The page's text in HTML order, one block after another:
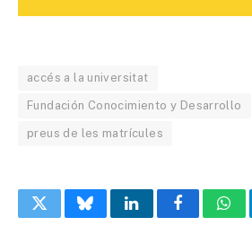
accés a la universitat
Fundación Conocimiento y Desarrollo
preus de les matrícules
TwitterBlueskyLinkedInFacebook